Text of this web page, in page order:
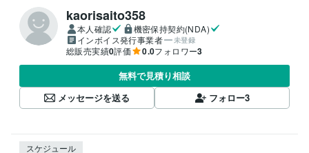
kaorisaito358
本人確認
機密保持契約(NDA)
インボイス発行事業者
未登録
総販売実績0評価 0.0フォロワー3
無料で見積り相談
メッセージを送る
フォロー3
スケジュール